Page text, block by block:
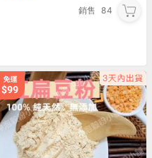
銷售 84